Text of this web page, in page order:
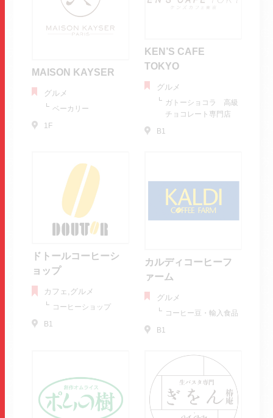
MAISON KAYSER
グルメ
ベーカリー
1F
KEN’S CAFE
TOKYO
グルメ
ガトーショコラ 高級
チョコレート専門店
B1
ドトールコーヒーシ
ョップ
カフェ,グルメ
コーヒーショップ
B1
カルディコーヒーフ
ァーム
グルメ
コーヒー豆・輸入食品
B1